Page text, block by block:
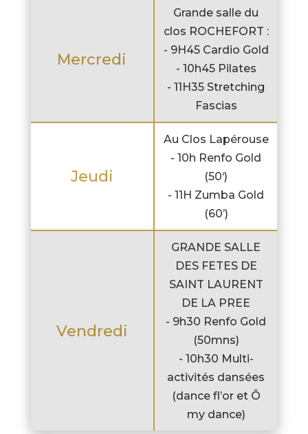
Mercredi
Grande salle du
clos ROCHEFORT :
- 9H45 Cardio Gold
- 10h45 Pilates
- 11H35 Stretching
Fascias
Jeudi
Au Clos Lapérouse
- 10h Renfo Gold
(50‘)
- 11H Zumba Gold
(60’)
Vendredi
GRANDE SALLE
DES FETES DE
SAINT LAURENT
DE LA PREE
- 9h30 Renfo Gold
(50mns)
- 10h30 Multi-
activités dansées
(dance fl’or et Ô
my dance)